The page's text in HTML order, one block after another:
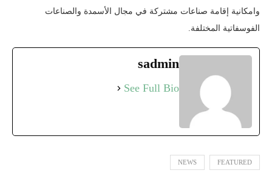
وامكانية إقامة صناعات مشتركة في مجال الأسمدة والصناعات
الفوسفاتية المختلفة.
sadmin
See Full Bio
FEATURED
NEWS